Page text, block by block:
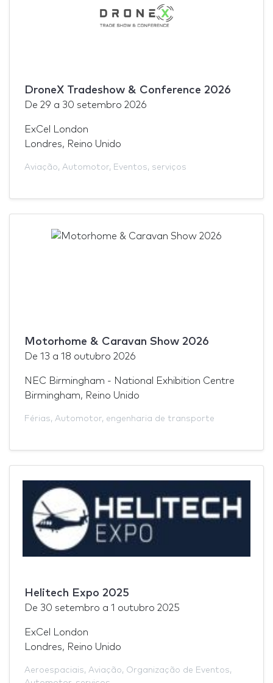
DroneX Tradeshow & Conference 2026
De 29 a 30 setembro 2026
ExCel London
Londres, Reino Unido
Aviação, Automotor, Eventos, serviços
Motorhome & Caravan Show 2026
De 13 a 18 outubro 2026
NEC Birmingham - National Exhibition Centre
Birmingham, Reino Unido
Férias, Automotor, engenharia de transporte
Helitech Expo 2025
De 30 setembro a 1 outubro 2025
ExCel London
Londres, Reino Unido
Aeroespaciais, Aviação, Organização de Eventos,